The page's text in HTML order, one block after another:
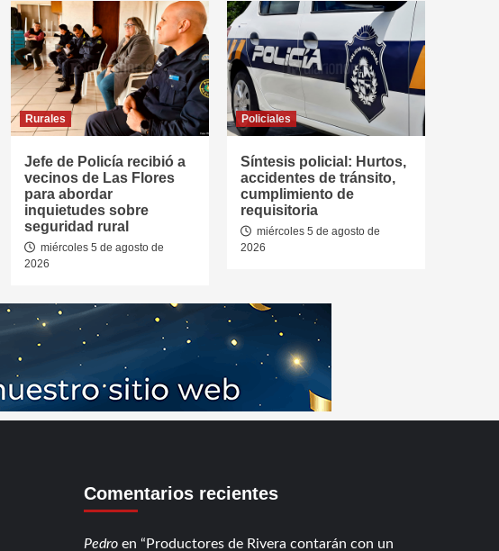
Rurales
Jefe de Policía recibió a
vecinos de Las Flores
para abordar
inquietudes sobre
seguridad rural
miércoles 5 de agosto de
2026
Policiales
Síntesis policial: Hurtos,
accidentes de tránsito,
cumplimiento de
requisitoria
miércoles 5 de agosto de
2026
Comentarios recientes
Pedroen Productores de Rivera contarán con un